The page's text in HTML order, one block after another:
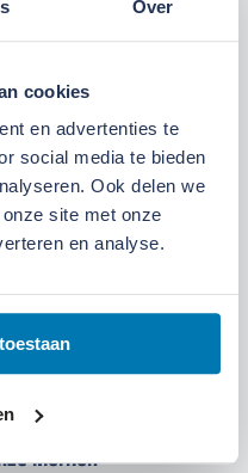
Over
cookies
en advertenties te
social media te bieden
Ook delen we
site met onze
en analyse.
merken